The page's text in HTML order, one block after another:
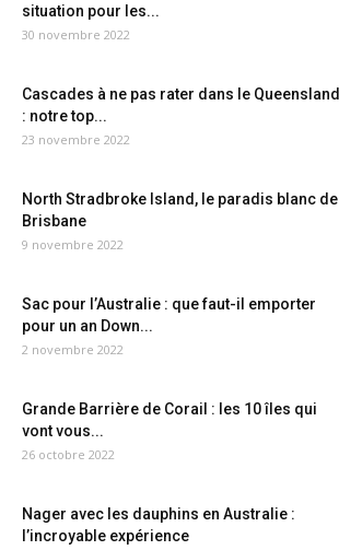
situation pour les...
30 novembre 2022
Cascades à ne pas rater dans le Queensland
: notre top...
23 novembre 2022
North Stradbroke Island, le paradis blanc de
Brisbane
9 novembre 2022
Sac pour l’Australie : que faut-il emporter
pour un an Down...
2 novembre 2022
Grande Barrière de Corail : les 10 îles qui
vont vous...
26 octobre 2022
Nager avec les dauphins en Australie :
l’incroyable expérience